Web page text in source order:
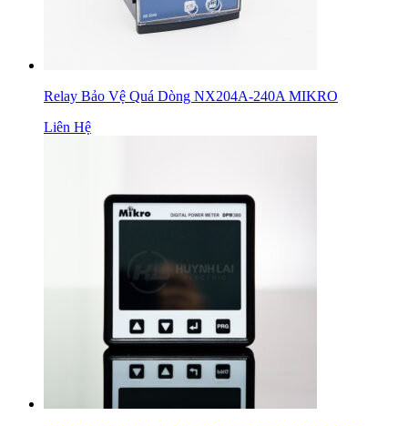
Relay Bảo Vệ Quá Dòng NX204A-240A MIKRO
Liên Hệ